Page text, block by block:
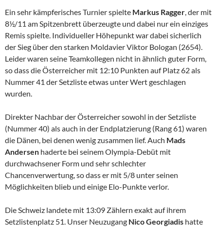
Ein sehr kämpferisches Turnier spielte Markus Ragger, der mit
8½/11 am Spitzenbrett überzeugte und dabei nur ein einziges
Remis spielte. Individueller Höhepunkt war dabei sicherlich
der Sieg über den starken Moldavier Viktor Bologan (2654).
Leider waren seine Teamkollegen nicht in ähnlich guter Form,
so dass die Österreicher mit 12:10 Punkten auf Platz 62 als
Nummer 41 der Setzliste etwas unter Wert geschlagen
wurden.
Direkter Nachbar der Österreicher sowohl in der Setzliste
(Nummer 40) als auch in der Endplatzierung (Rang 61) waren
die Dänen, bei denen wenig zusammen lief. Auch Mads
Andersen haderte bei seinem Olympia-Debüt mit
durchwachsener Form und sehr schlechter
Chancenverwertung, so dass er mit 5/8 unter seinen
Möglichkeiten blieb und einige Elo-Punkte verlor.
Die Schweiz landete mit 13:09 Zählern exakt auf ihrem
Setzlistenplatz 51. Unser Neuzugang Nico Georgiadis hatte